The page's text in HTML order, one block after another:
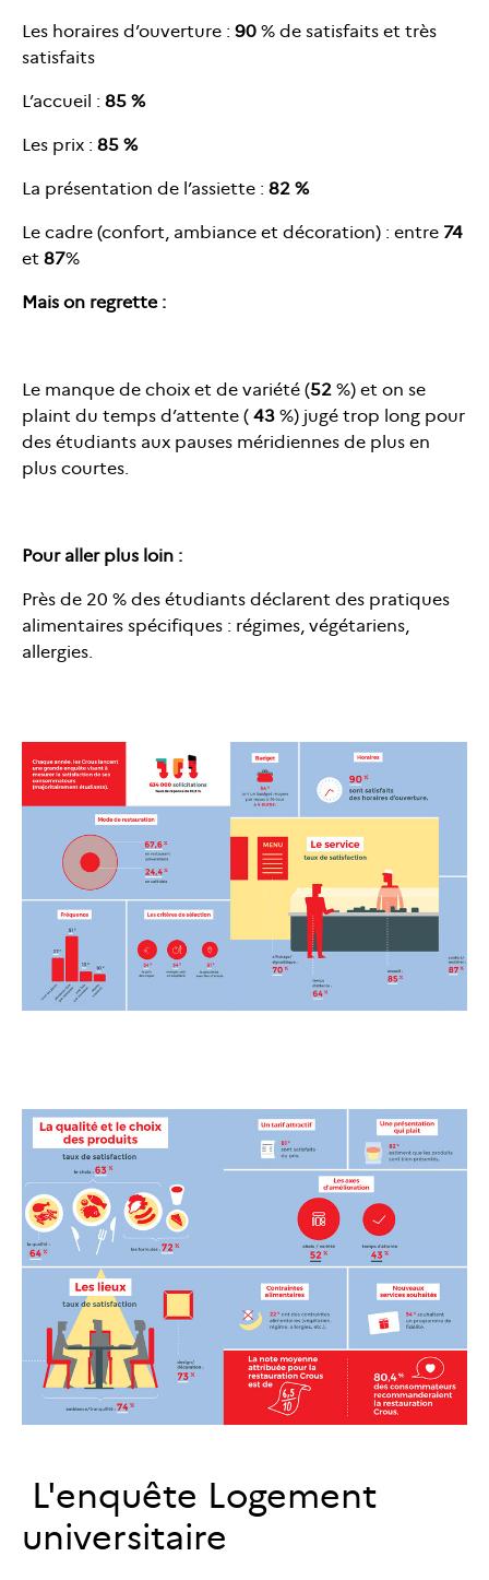
Les horaires d’ouverture : 90 % de satisfaits et très
satisfaits
L’accueil : 85 %
Les prix : 85 %
La présentation de l’assiette : 82 %
Le cadre (confort, ambiance et décoration) : entre 74
et 87%
Mais on regrette :
Le manque de choix et de variété (52 %) et on se
plaint du temps d’attente ( 43 %) jugé trop long pour
des étudiants aux pauses méridiennes de plus en
plus courtes.
Pour aller plus loin :
Près de 20 % des étudiants déclarent des pratiques
alimentaires spécifiques : régimes, végétariens,
allergies.
L'enquête Logement
universitaire